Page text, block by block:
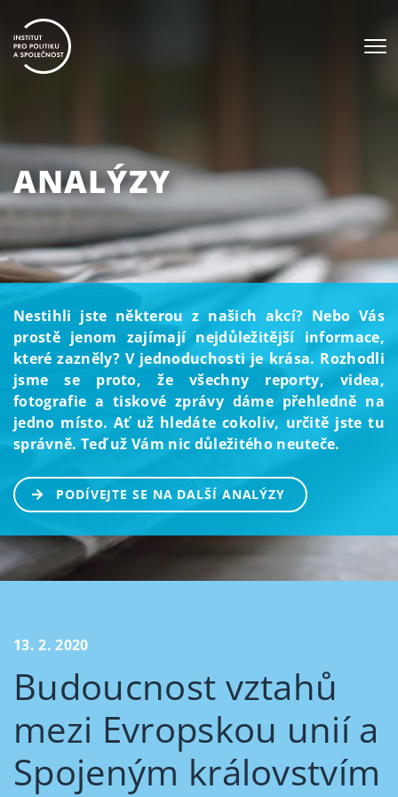
ANALÝZY
Nestihli jste některou z našich akcí? Nebo Vás
prostě jenom zajímají nejdůležitější informace,
které zazněly? V jednoduchosti je krása. Rozhodli
jsme se proto, že všechny reporty, videa,
fotografie a tiskové zprávy dáme přehledně na
jedno místo. Ať už hledáte cokoliv, určitě jste tu
správně. Teď už Vám nic důležitého neuteče.
PODÍVEJTE SE NA DALŠÍ ANALÝZY
13. 2. 2020
Budoucnost vztahů
mezi Evropskou unií a
Spojeným královstvím